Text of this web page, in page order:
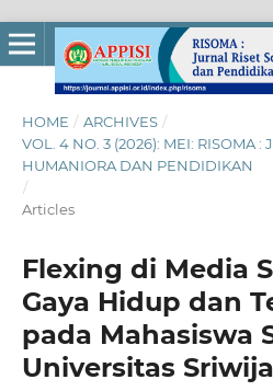
HOME / ARCHIVES /
VOL. 4 NO. 3 (2026): MEI: RISOMA :
HUMANIORA DAN PENDIDIKAN
/
Articles
Flexing di Media
Gaya Hidup dan
pada Mahasiswa
Universitas